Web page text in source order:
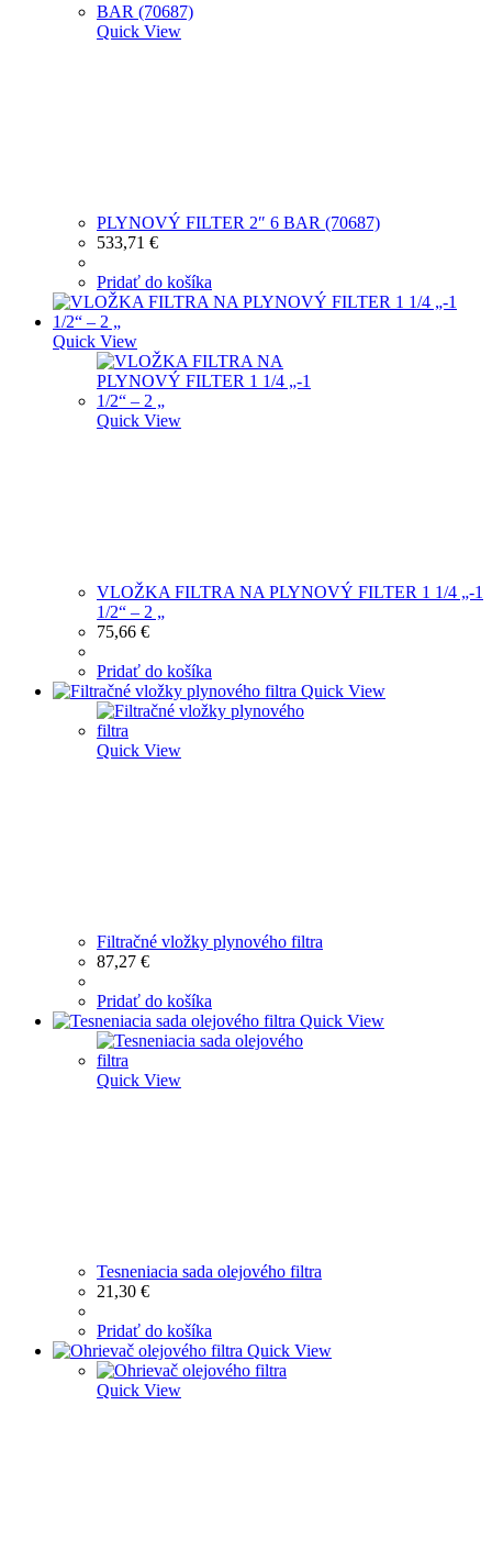
Quick View
PLYNOVÝ FILTER 2″ 6 BAR (70687)
533,71 €
Pridať do košíka
Quick View
Quick View
VLOŽKA FILTRA NA PLYNOVÝ FILTER 1 1/4 „-1
1/2“ – 2 „
75,66 €
Pridať do košíka
Quick View
Quick View
Filtračné vložky plynového filtra
87,27 €
Pridať do košíka
Quick View
Quick View
Tesneniacia sada olejového filtra
21,30 €
Pridať do košíka
Quick View
Quick View